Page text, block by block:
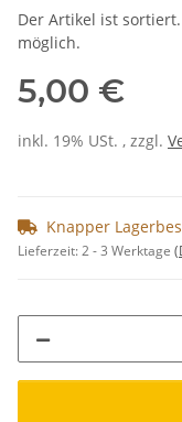
Der Artikel ist
möglich.
5,00 €
inkl. 19% USt. , zzgl.
Knapper
Lieferzeit:2 - 3 Werktage